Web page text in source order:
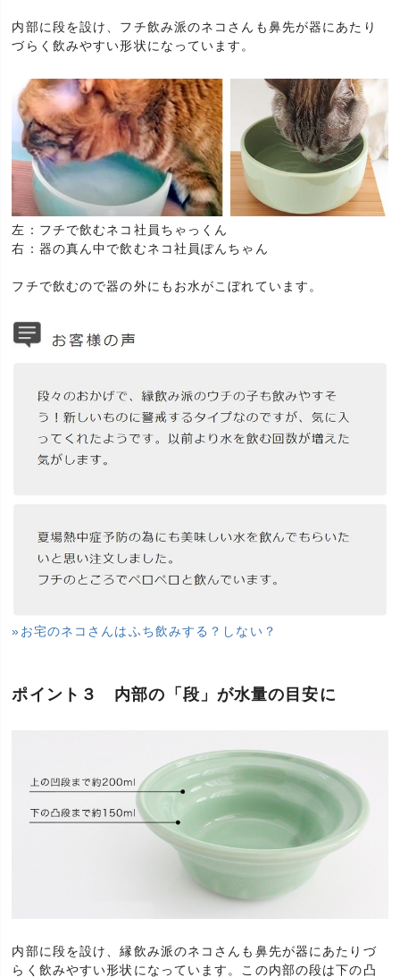
内部に段を設け、フチ飲み派のネコさんも鼻先が器にあたり
づらく飲みやすい形状になっています。
左：フチで飲むネコ社員ちゃっくん
右：器の真ん中で飲むネコ社員ぽんちゃん
フチで飲むので器の外にもお水がこぼれています。
»お宅のネコさんはふち飲みする？しない？
ポイント３ 内部の「段」が水量の目安に
内部に段を設け、縁飲み派のネコさんも鼻先が器にあたりづ
らく飲みやすい形状になっています。この内部の段は下の凸